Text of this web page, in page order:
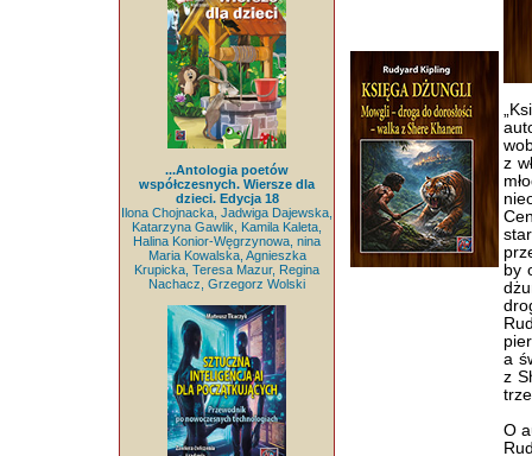
...Antologia poetów
współczesnych. Wiersze dla
dzieci. Edycja 18
Ilona Chojnacka, Jadwiga Dajewska,
Katarzyna Gawlik, Kamila Kaleta,
Halina Konior-Węgrzynowa, nina
Maria Kowalska, Agnieszka
Krupicka, Teresa Mazur, Regina
Nachacz, Grzegorz Wolski
z
by
a
z
O